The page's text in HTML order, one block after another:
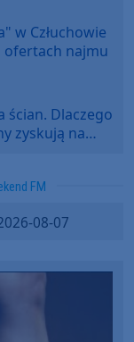
w Człuchowie
najmu
ścian. Dlaczego
zyskują na
FM
08-07